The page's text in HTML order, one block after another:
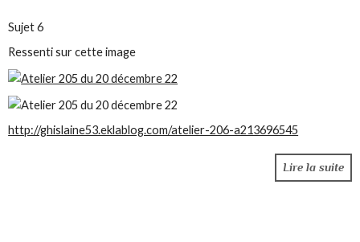
Sujet 6
Ressenti sur cette image
http://ghislaine53.eklablog.com/atelier-206-a213696545
Lire la suite